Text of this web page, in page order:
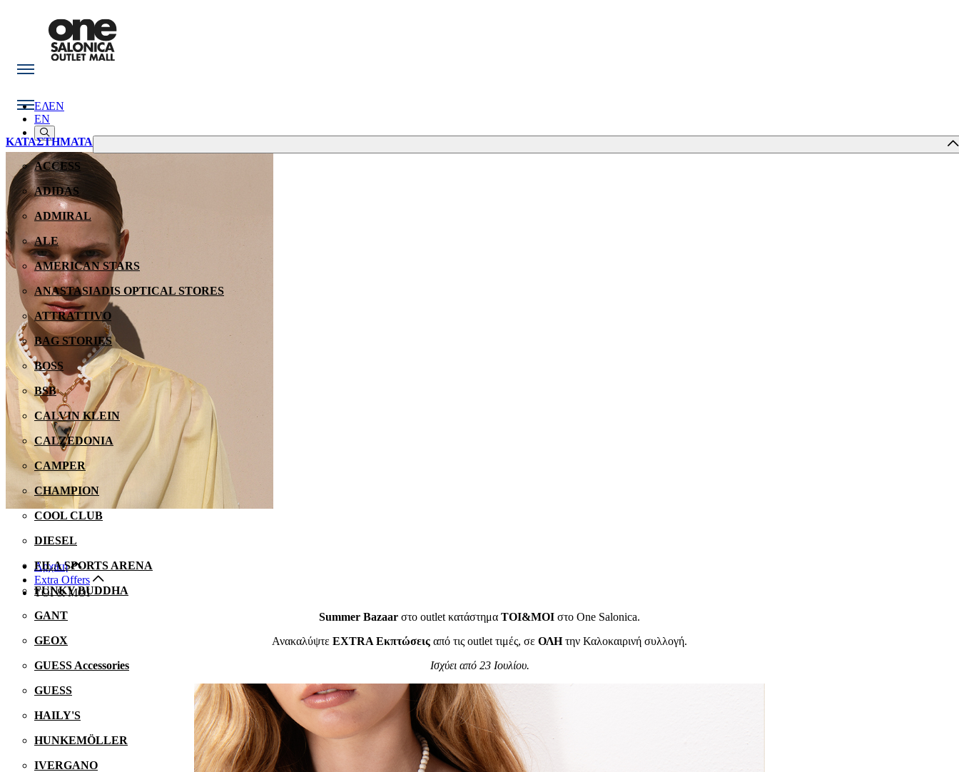
EN
ΚΑΤΑΣΤΗΜΑΤΑ
ACCESS
ADIDAS
ADMIRAL
ALE
AMERICAN STARS
ANASTASIADIS OPTICAL STORES
ATTRATTIVO
BAG STORIES
BOSS
BSB
CALVIN KLEIN
CALZEDONIA
CAMPER
CHAMPION
COOL CLUB
DIESEL
FILA SPORTS ARENA
FUNKY BUDDHA
GANT
GEOX
GUESS Accessories
GUESS
HAILY'S
HUNKEMÖLLER
IVERGANO
ΕΛ
EN
Αρχική
Extra Offers
TOI & MOI
Summer Bazaar στο outlet κατάστημα TOI&MOI στο One Salonica.
Ανακαλύψτε EXTRA Εκπτώσεις από τις outlet τιμές, σε ΟΛΗτην Καλοκαιρινή συλλογή.
Ισχύει από 23 Ιουλίου.